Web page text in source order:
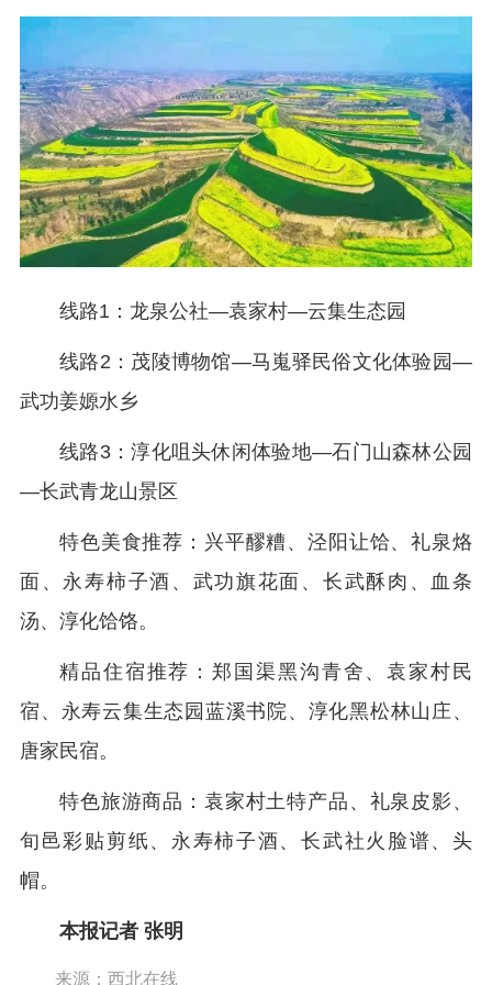
线路1：龙泉公社—袁家村—云集生态园
线路2：茂陵博物馆—马嵬驿民俗文化体验园—
武功姜嫄水乡
线路3：淳化咀头休闲体验地—石门山森林公园
—长武青龙山景区
特色美食推荐：兴平醪糟、泾阳让饸、礼泉烙
面、永寿柿子酒、武功旗花面、长武酥肉、血条
汤、淳化饸饹。
精品住宿推荐：郑国渠黑沟青舍、袁家村民
宿、永寿云集生态园蓝溪书院、淳化黑松林山庄、
唐家民宿。
特色旅游商品：袁家村土特产品、礼泉皮影、
旬邑彩贴剪纸、永寿柿子酒、长武社火脸谱、头
帽。
本报记者 张明
来源：西北在线